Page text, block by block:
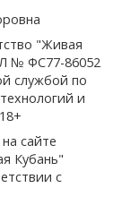
"Живая
№ ФС77-86052
службой по
и
сайте
Кубань"
с